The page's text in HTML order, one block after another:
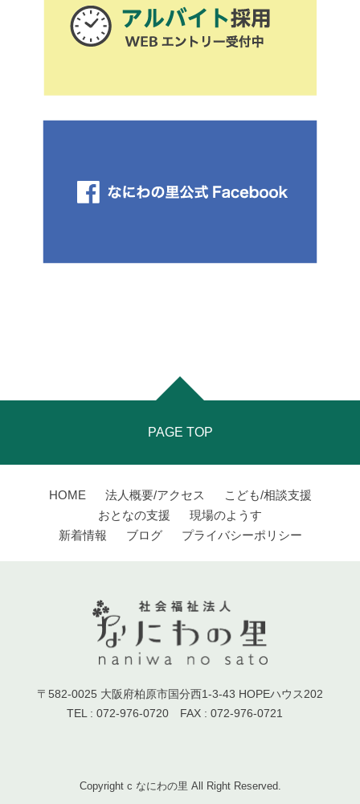
PAGE TOP
HOME 法人概要/アクセス
こども/相談支援
おとなの支援
現場のようす
新着情報
ブログ プライバシーポリシー
〒582-0025 大阪府柏原市国分西1-3-43 HOPEハウス202
TEL : 072-976-0720 FAX : 072-976-0721
Copyright c なにわの里 All Right Reserved.